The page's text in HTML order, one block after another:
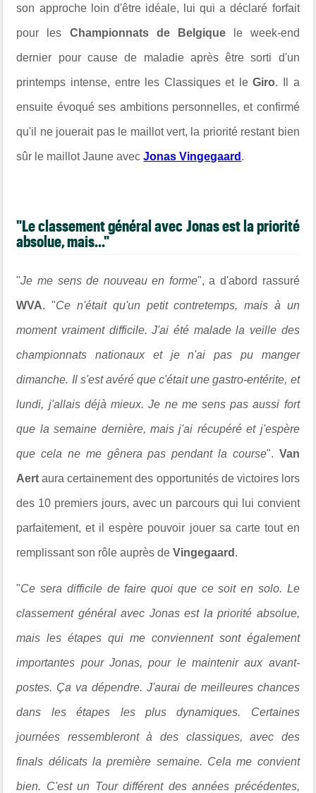
son approche loin d'être idéale, lui qui a déclaré forfait
pour les Championnats de Belgiquele week-end
dernier pour cause de maladie après être sorti d'un
printemps intense, entre les Classiques et leGiro. Il a
ensuite évoqué ses ambitions personnelles, et confirmé
qu'il ne jouerait pas le maillot vert, la priorité restant bien
sûr le maillot Jaune avecJonas Vingegaard .
"Le classement général avec Jonas est la priorité
absolue, mais..."
"Je me sens de nouveau en forme", a d'abord rassuré
WVA. "Ce n'était qu'un petit contretemps, mais à un
moment vraiment difficile. J'ai été malade la veille des
championnats nationaux et je n'ai pas pu manger
dimanche. Il s'est avéré que c'était une gastro-entérite, et
lundi, j'allais déjà mieux. Je ne me sens pas aussi fort
que la semaine dernière, mais j'ai récupéré et j'espère
que cela ne me gênera pas pendant la course". Van
Aert aura certainement des opportunités de victoires lors
des 10 premiers jours, avec un parcours qui lui convient
parfaitement, et il espère pouvoir jouer sa carte tout en
remplissant son rôle auprès deVingegaard .
"Ce sera difficile de faire quoi que ce soit en solo. Le
classement général avec Jonas est la priorité absolue,
mais les étapes qui me conviennent sont également
importantes pour Jonas, pour le maintenir aux avant-
postes. Ça va dépendre. J'aurai de meilleures chances
dans les étapes les plus dynamiques. Certaines
journées ressembleront à des classiques, avec des
finals délicats la première semaine. Cela me convient
bien. C'est un Tour différent des années précédentes,